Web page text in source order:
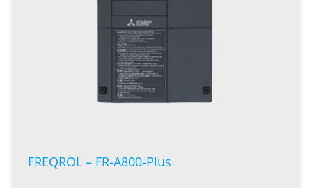
FREQROL – FR-A800-Plus